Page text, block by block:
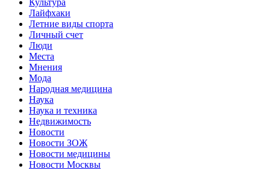
Культура
Лайфхаки
Летние виды спорта
Личный счет
Люди
Места
Мнения
Мода
Народная медицина
Наука
Наука и техника
Недвижимость
Новости
Новости ЗОЖ
Новости медицины
Новости Москвы